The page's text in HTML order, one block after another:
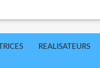
REALISATEURS